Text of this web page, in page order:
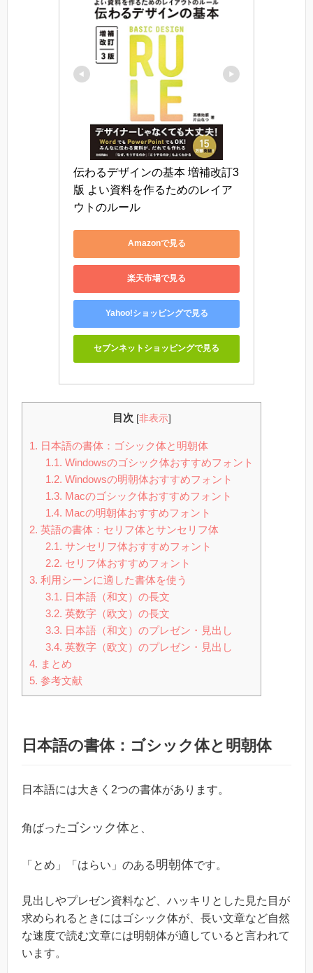
伝わるデザインの基本 増補改訂3
版 よい資料を作るためのレイア
ウトのルール
Amazonで見る
楽天市場で見る
Yahoo!ショッピングで見る
セブンネットショッピングで見る
目次 [非表示]
1. 日本語の書体：ゴシック体と明朝体
1.1. Windowsのゴシック体おすすめフォント
1.2. Windowsの明朝体おすすめフォント
1.3. Macのゴシック体おすすめフォント
1.4. Macの明朝体おすすめフォント
2. 英語の書体：セリフ体とサンセリフ体
2.1. サンセリフ体おすすめフォント
2.2. セリフ体おすすめフォント
3. 利用シーンに適した書体を使う
3.1. 日本語（和文）の長文
3.2. 英数字（欧文）の長文
3.3. 日本語（和文）のプレゼン・見出し
3.4. 英数字（欧文）のプレゼン・見出し
4. まとめ
5. 参考文献
日本語の書体：ゴシック体と明朝体
日本語には大きく2つの書体があります。
角ばった ゴシック体と、
「とめ」「はらい」のある明朝体です。
見出しやプレゼン資料など、ハッキリとした見た目が
求められるときにはゴシック体が、長い文章など自然
な速度で読む文章には明朝体が適していると言われて
います。